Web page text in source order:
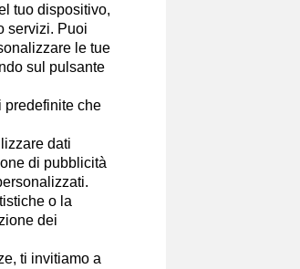
SEGUI
e
tuo dispositivo,
servizi. Puoi
le tue
sul pulsante
predefinite che
dati
di pubblicità
o la
dei
ti invitiamo a